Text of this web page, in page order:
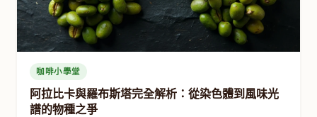
咖啡小學堂
阿拉比卡與羅布斯塔完全解析：從染色體到風味光
譜的物種之爭